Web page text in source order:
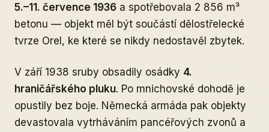
5.–11. července 1936 a spotřebovala 2 856 m³
betonu — objekt měl být součástí dělostřelecké
tvrze Orel, ke které se nikdy nedostavěl zbytek.
V září 1938 sruby obsadily osádky 4.
hraničářského pluku. Po mnichovské dohodě je
opustily bez boje. Německá armáda pak objekty
devastovala vytrháváním pancéřových zvonů a